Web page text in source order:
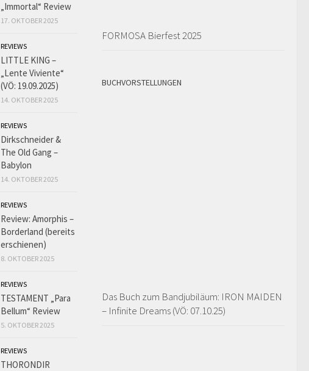
FORMOSA Bierfest 2025
BUCHVORSTELLUNGEN
Das Buch zum Bandjubiläum: IRON MAIDEN
– Infinite Dreams (VÖ: 07.10.25)
„Immortal“ Review
17. OKTOBER 2025
REVIEWS
LITTLE KING –
„Lente Viviente“
(VÖ: 19.09.2025)
14. OKTOBER 2025
REVIEWS
Dirkschneider &
The Old Gang –
Babylon
14. OKTOBER 2025
REVIEWS
Review: Amorphis –
Borderland (bereits
erschienen)
8. OKTOBER 2025
REVIEWS
TESTAMENT „Para
Bellum“ Review
5. OKTOBER 2025
REVIEWS
THORONDIR